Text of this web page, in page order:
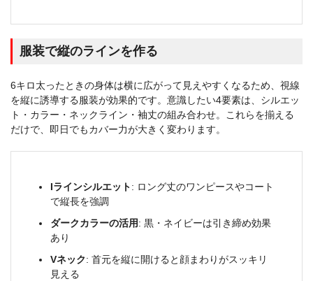
服装で縦のラインを作る
6キロ太ったときの身体は横に広がって見えやすくなるため、視線
を縦に誘導する服装が効果的です。意識したい4要素は、シルエッ
ト・カラー・ネックライン・袖丈の組み合わせ。これらを揃える
だけで、即日でもカバー力が大きく変わります。
Iラインシルエット: ロング丈のワンピースやコート
で縦長を強調
ダークカラーの活用: 黒・ネイビーは引き締め効果
あり
Vネック: 首元を縦に開けると顔まわりがスッキリ
見える